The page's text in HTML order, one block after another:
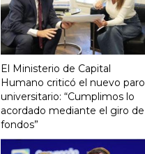
El Ministerio de Capital
Humano criticó el nuevo paro
universitario: “Cumplimos lo
acordado mediante el giro de
fondos”